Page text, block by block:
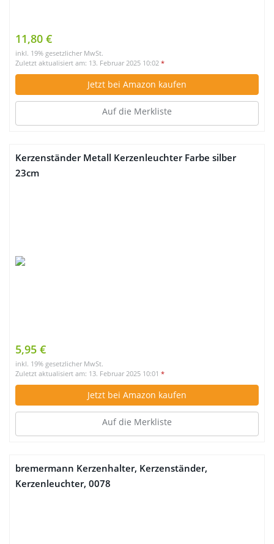
11,80 €
inkl. 19% gesetzlicher MwSt.
Zuletzt aktualisiert am: 13. Februar 2025 10:02 *
Jetzt bei Amazon kaufen
Auf die Merkliste
Kerzenständer Metall Kerzenleuchter Farbe silber
23cm
5,95 €
inkl. 19% gesetzlicher MwSt.
Zuletzt aktualisiert am: 13. Februar 2025 10:01 *
Jetzt bei Amazon kaufen
Auf die Merkliste
bremermann Kerzenhalter, Kerzenständer,
Kerzenleuchter, 0078